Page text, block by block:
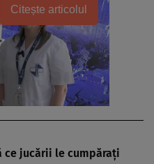
Citește articolul
ce jucării le cumpăraţi